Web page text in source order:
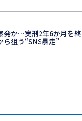
発か…実刑2年6か月を
ら狙う“SNS暴走”